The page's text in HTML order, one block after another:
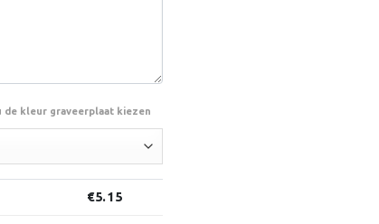
de kleur graveerplaat kiezen
€5.15